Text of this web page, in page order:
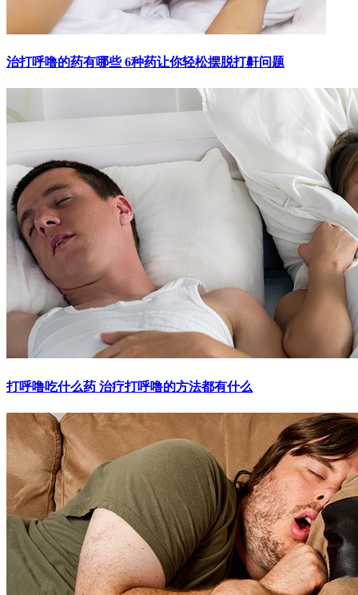
治打呼噜的药有哪些 6种药让你轻松摆脱打鼾问题
打呼噜吃什么药 治疗打呼噜的方法都有什么